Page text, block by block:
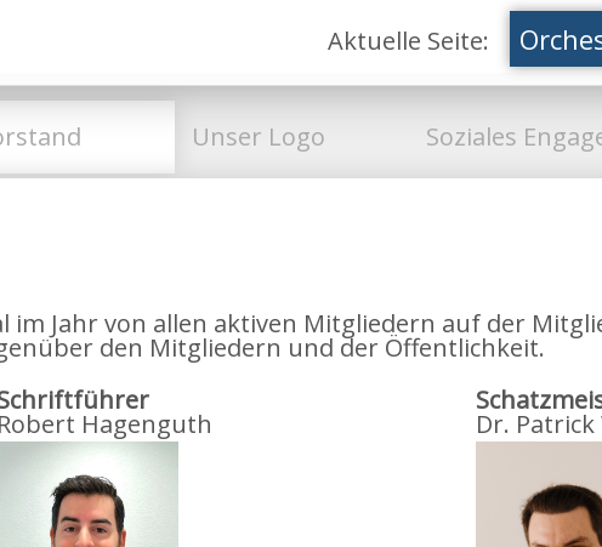
Aktuelle Seite:
Unser Logo Soziales
im Jahr von allen aktiven Mitgliedern auf der
den Mitgliedern und der Öffentlichkeit.
Robert Hagenguth Dr.